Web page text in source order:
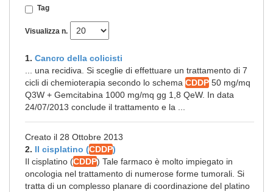
Tag
Visualizza n.
1. Cancro della colicisti
... una recidiva. Si sceglie di effettuare un trattamento di 7
cicli di chemioterapia secondo lo schema CDDP 50 mg/mq
Q3W + Gemcitabina 1000 mg/mq gg 1,8 QeW. In data
24/07/2013 conclude il trattamento e la ...
Creato il 28 Ottobre 2013
2. Il cisplatino (CDDP)
Il cisplatino (CDDP) Tale farmaco è molto impiegato in
oncologia nel trattamento di numerose forme tumorali. Si
tratta di un complesso planare di coordinazione del platino